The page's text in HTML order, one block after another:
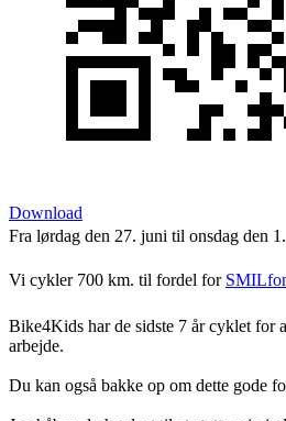
Download
Fra lørdag den 27. juni til onsdag den
Vi cykler 700 km. til fordel for
Bike4Kids har de sidste 7 år cyklet for
arbejde.
Du kan også bakke op om dette gode